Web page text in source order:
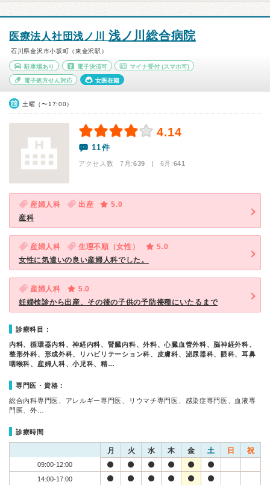
医療法人社団浅ノ川 浅ノ川総合病院
石川県金沢市小坂町（東金沢駅）
駐車場あり 電子決済可 マイナ受付 (スマホ可)
電子処方せん対応 女医在籍
土曜（〜17:00）
4.14
11件
アクセス数 7月:639 | 6月:641
産婦人科 出産
5.0
産科
産婦人科 生理不順（女性）
5.0
女性に気遣いの良い産婦人科でした。
産婦人科
5.0
妊婦検診から出産、その後の子供の予防接種にいたるまで
診療科目：
内科、循環器内科、神経内科、腎臓内科、外科、心臓血管外科、脳神経外科、
整形外科、形成外科、リハビリテーション科、皮膚科、泌尿器科、眼科、耳鼻
咽喉科、産婦人科、小児科、精…
専門医・資格：
総合内科専門医、アレルギー専門医、リウマチ専門医、感染症専門医、血液専
門医、外…
診療時間
月 火 水 木 金 土 日 祝
09:00-12:00
14:00-17:00